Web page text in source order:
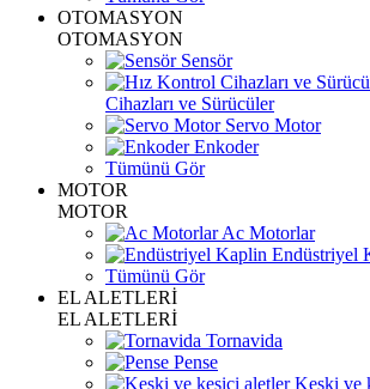
OTOMASYON
OTOMASYON
Sensör
Cihazları ve Sürücüler
Servo Motor
Enkoder
Tümünü Gör
MOTOR
MOTOR
Ac Motorlar
Endüstriyel
Tümünü Gör
EL ALETLERİ
EL ALETLERİ
Tornavida
Pense
Keski ve